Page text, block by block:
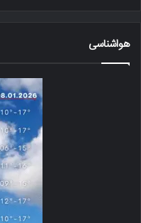
هواشناسی